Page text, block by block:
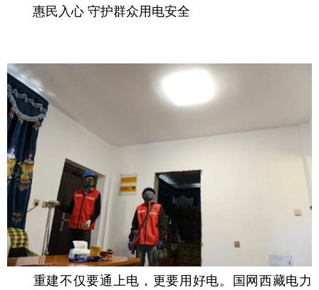
惠民入心 守护群众用电安全
重建不仅要通上电，更要用好电。国网西藏电力